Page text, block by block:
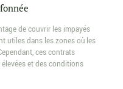
de couvrir les impayés
utiles dans les zones où les
ces contrats
et des conditions